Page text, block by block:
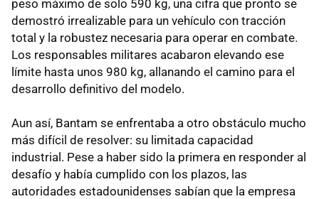
peso máximo de solo 590 kg, una cifra que pronto se
demostró irrealizable para un vehículo con tracción
total y la robustez necesaria para operar en combate.
Los responsables militares acabaron elevando ese
límite hasta unos 980 kg, allanando el camino para el
desarrollo definitivo del modelo.
Aun así, Bantam se enfrentaba a otro obstáculo mucho
más difícil de resolver: su limitada capacidad
industrial. Pese a haber sido la primera en responder al
desafío y había cumplido con los plazos, las
autoridades estadounidenses sabían que la empresa